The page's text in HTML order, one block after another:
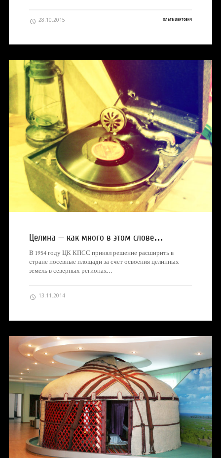
28.10.2015 Ольга Вайтович
Целина — как много в этом слове…
В 1954 году ЦК КПСС принял решение расширить в
стране посевные площади за счет освоения целинных
земель в северных регионах…
13.11.2014